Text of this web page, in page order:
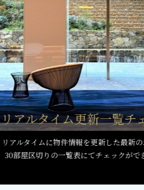
リアルタイム更新一覧チ
リアルタイムに物件情報を更新した最新
30部屋区切りの一覧表にてチェックがで